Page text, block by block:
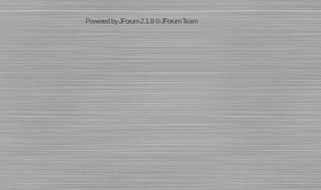
Powered byJForum 2.1.9©JForum Team